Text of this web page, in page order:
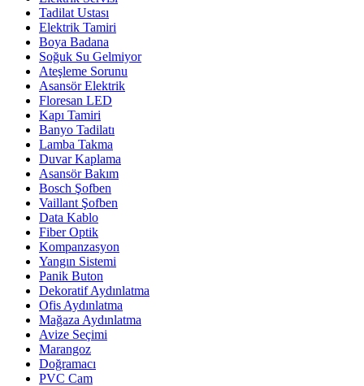
Tadilat Ustası
Elektrik Tamiri
Boya Badana
Soğuk Su Gelmiyor
Ateşleme Sorunu
Asansör Elektrik
Floresan LED
Kapı Tamiri
Banyo Tadilatı
Lamba Takma
Duvar Kaplama
Asansör Bakım
Bosch Şofben
Vaillant Şofben
Data Kablo
Fiber Optik
Kompanzasyon
Yangın Sistemi
Panik Buton
Dekoratif Aydınlatma
Ofis Aydınlatma
Mağaza Aydınlatma
Avize Seçimi
Marangoz
Doğramacı
PVC Cam